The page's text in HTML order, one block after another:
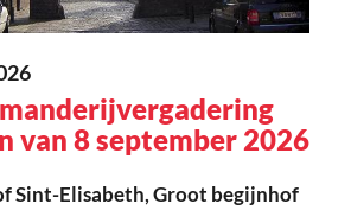
van 8 september 2026
Sint-Elisabeth, Groot begijnhof